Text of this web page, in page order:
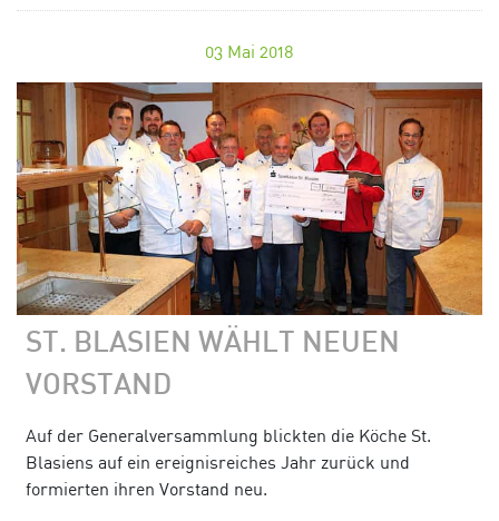
03 Mai 2018
ST. BLASIEN WÄHLT NEUEN
VORSTAND
Auf der Generalversammlung blickten die Köche St.
Blasiens auf ein ereignisreiches Jahr zurück und
formierten ihren Vorstand neu.